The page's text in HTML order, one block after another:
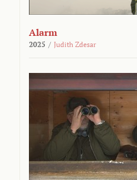
Alarm
2025 / Judith Zdesar